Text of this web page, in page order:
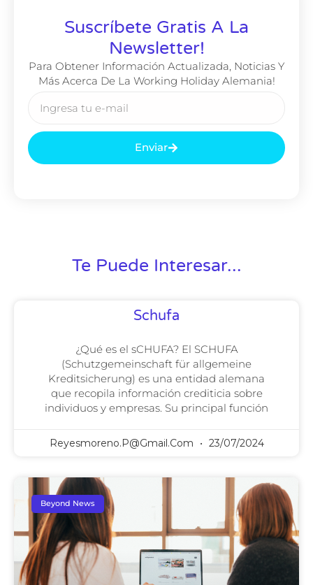
Suscríbete Gratis A La
Newsletter!
Para Obtener Información Actualizada, Noticias Y
Más Acerca De La Working Holiday Alemania!
Enviar
Te Puede Interesar...
Schufa
¿Qué es el sCHUFA? El SCHUFA
(Schutzgemeinschaft für allgemeine
Kreditsicherung) es una entidad alemana
que recopila información crediticia sobre
individuos y empresas. Su principal función
Reyesmoreno.p@gmail.com 23/07/2024
Beyond News